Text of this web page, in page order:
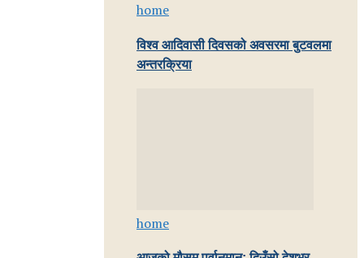
home
विश्व आदिवासी दिवसको अवसरमा बुटवलमा
अन्तरक्रिया
home